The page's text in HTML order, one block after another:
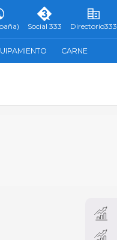
Social 333 Directorio333
CARNE